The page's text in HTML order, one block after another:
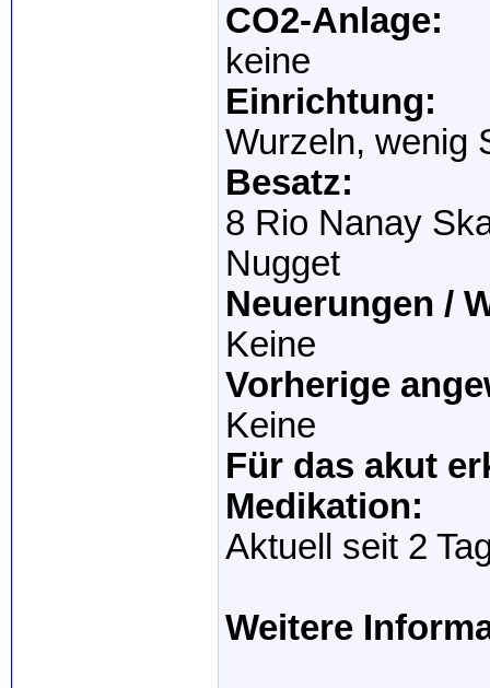
CO2-Anlage:
keine
Einrichtung:
Wurzeln, wenig
Besatz:
8 Rio Nanay
Nugget
Neuerungen /
Keine
Vorherige
Keine
Für das akut
Medikation:
Aktuell seit 2
Weitere